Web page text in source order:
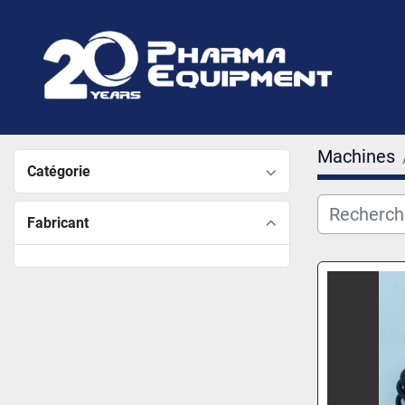
Catégorie
Fabricant
Machines